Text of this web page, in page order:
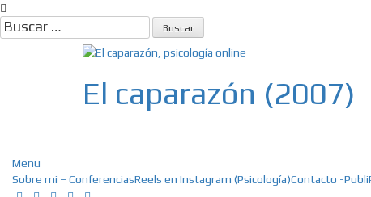
Skip
to
content
Buscar:
El caparazón (2007)
Menu
Sobre mi – ConferenciasReels en Instagram (Psicología)Contacto -Publi